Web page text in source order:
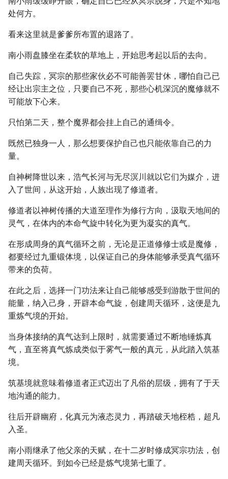
处何方。
看来这里就是爹爹所布置的退路了。
南小雨盘膝坐在柔软的草地上，开始思考起以后的去向。
自己失踪，冥宗的那些家伙必不可能善罢甘休，哪怕自己已
经让出宗主之位，只要自己不死，那些心机深沉的魔修就不
可能放下心来。
只怕第二天，整个魔界都会挂上自己的通缉令。
既然已独身一人，那么想要保护自己也只能依靠自己的力
量。
自神树降世以来，浩气长河与无尽溟川就以它们为媒介，进
入了世间，从这开始，人族出现了修道者。
修道者以神树传播的大道至理作为修行方向，汲取天地间的
灵气，在体内的本命气旋中转化为更为凝实的真气。
在形成周身的真气循环之前，无论是正道修修士或是魔修，
都要经过九重锻体境，以保证自己的身体能够承受真气循环
带来的负荷。
在此之后，选择一门功法来让自己能够感受到游散于世间的
能量，纳入己身，开辟本命气旋，创建周天循环，这便是九
重炼气境的开始。
当身体接纳的真气达到上限时，就需要通过不断地锤炼真
气，直至将真气炼成类似于雾气一般的真元，从此踏入筑基
境。
筑基境就意味着修道者正式迈出了凡俗的层级，拥有了于天
地沟通的能力。
往后开辟幽府，化真元为液态灵力，再踏破天地桎梏，超凡
入圣。
南小雨继承了他父亲的天赋，在十二岁时修成冥宗功法，创
建周天循环。到如今已经是炼气境第七重了。